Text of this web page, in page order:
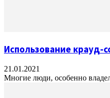
Использование крауд-
21.01.2021
Многие люди, особенно